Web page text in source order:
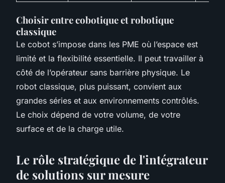
Choisir entre cobotique et robotique
classique
Le cobot s’impose dans les PME où l’espace est
limité et la flexibilité essentielle. Il peut travailler à
côté de l’opérateur sans barrière physique. Le
robot classique, plus puissant, convient aux
grandes séries et aux environnements contrôlés.
Le choix dépend de votre volume, de votre
surface et de la charge utile.
Le rôle stratégique de l'intégrateur
de solutions sur mesure